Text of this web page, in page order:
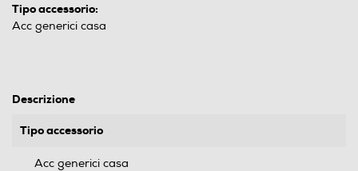
Tipo accessorio:
Acc generici casa
Descrizione
Tipo accessorio
Acc generici casa